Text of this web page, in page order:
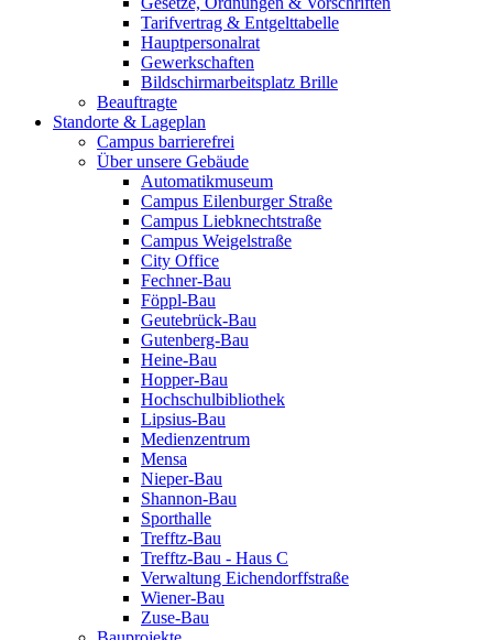
Tarifvertrag & Entgelttabelle
Hauptpersonalrat
Gewerkschaften
Bildschirmarbeitsplatz Brille
Beauftragte
Standorte & Lageplan
Campus barrierefrei
Über unsere Gebäude
Automatikmuseum
Campus Eilenburger Straße
Campus Liebknechtstraße
Campus Weigelstraße
City Office
Fechner-Bau
Föppl-Bau
Geutebrück-Bau
Gutenberg-Bau
Heine-Bau
Hopper-Bau
Hochschulbibliothek
Lipsius-Bau
Medienzentrum
Mensa
Nieper-Bau
Shannon-Bau
Sporthalle
Trefftz-Bau
Trefftz-Bau - Haus C
Verwaltung Eichendorffstraße
Wiener-Bau
Zuse-Bau